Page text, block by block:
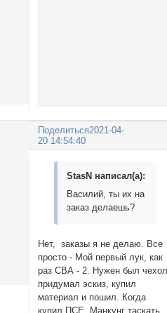
Поделиться2021-04-
20 14:54:40
StasN написал(а):
Василий, ты их на
заказ делаешь?
Нет, заказы я не делаю. Все
просто - Мой первый лук, как
раз СВА - 2. Нужен был
придумал эскиз, купил
материал и пошил. Когда
купил ПСЕ, Манкунг таскать